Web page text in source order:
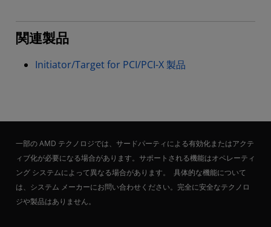
関連製品
Initiator/Target for PCI/PCI-X 製品
一部の AMD テクノロジでは、サードパーティによる有効化またはアクテ
ィブ化が必要になる場合があります。サポートされる機能はオペレーティ
ング システムによって異なる場合があります。 具体的な機能について
は、システム メーカーにお問い合わせください。完全に安全なテクノロ
ジや製品はありません。